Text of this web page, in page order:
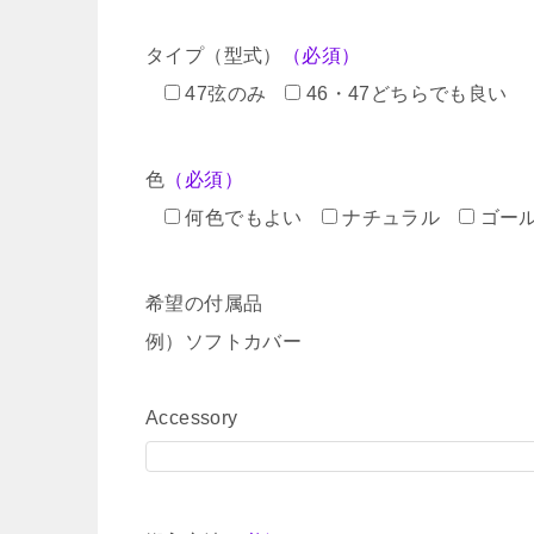
タイプ（型式）
（必須）
47弦のみ
46・47どちらでも良い
色 （必須）
何色でもよい
ナチュラル ゴー
希望の付属品
例）ソフトカバー
Accessory